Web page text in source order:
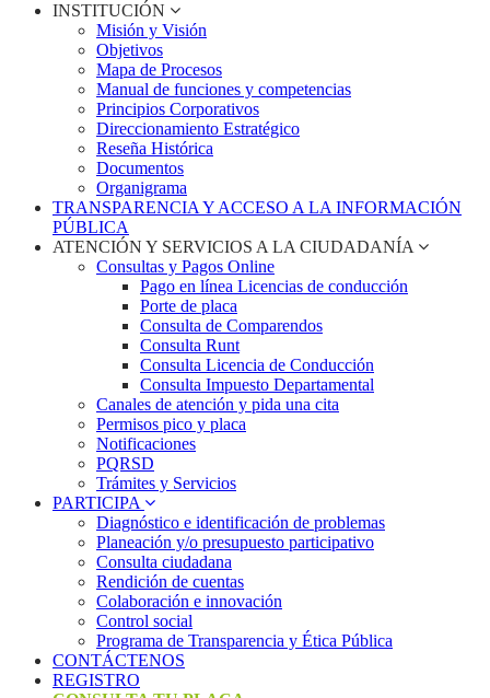
INSTITUCIÓN
Misión y Visión
Objetivos
Mapa de Procesos
Manual de funciones y competencias
Principios Corporativos
Direccionamiento Estratégico
Reseña Histórica
Documentos
Organigrama
TRANSPARENCIA Y ACCESO A LA INFORMACIÓN
PÚBLICA
ATENCIÓN Y SERVICIOS A LA CIUDADANÍA
Consultas y Pagos Online
Pago en línea Licencias de conducción
Porte de placa
Consulta de Comparendos
Consulta Runt
Consulta Licencia de Conducción
Consulta Impuesto Departamental
Canales de atención y pida una cita
Permisos pico y placa
Notificaciones
PQRSD
Trámites y Servicios
PARTICIPA
Diagnóstico e identificación de problemas
Planeación y/o presupuesto participativo​
Consulta ciudadana
Rendición de cuentas
Colaboración e innovación
Control social
Programa de Transparencia y Ética Pública
CONTÁCTENOS
REGISTRO